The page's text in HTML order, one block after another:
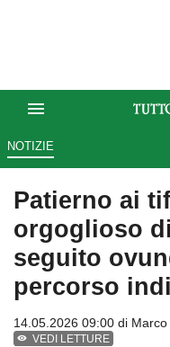
NOTIZIE
Patierno ai
orgoglioso
seguito
percorso
14.05.2026 09:00 di
VEDI LETTURE